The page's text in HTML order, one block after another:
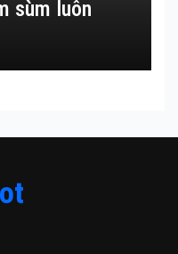
sùm luôn